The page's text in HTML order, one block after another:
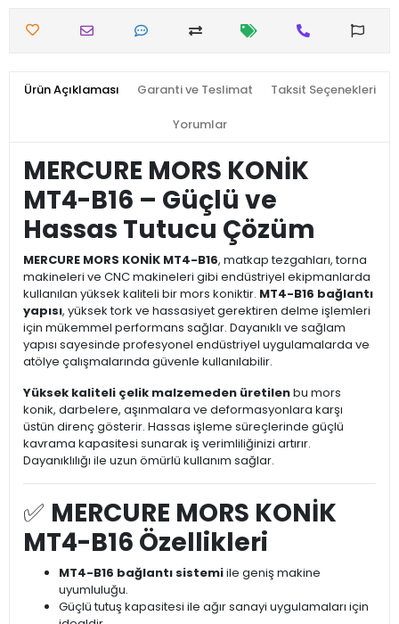
Ürün Açıklaması Garanti ve Teslimat Taksit Seçenekleri
Yorumlar
MERCURE MORS KONİK
MT4-B16 – Güçlü ve
Hassas Tutucu Çözüm
MERCURE MORS KONİK MT4-B16, matkap tezgahları, torna
makineleri ve CNC makineleri gibi endüstriyel ekipmanlarda
kullanılan yüksek kaliteli bir mors koniktir. MT4-B16 bağlantı
yapısı, yüksek tork ve hassasiyet gerektiren delme işlemleri
için mükemmel performans sağlar. Dayanıklı ve sağlam
yapısı sayesinde profesyonel endüstriyel uygulamalarda ve
atölye çalışmalarında güvenle kullanılabilir.
Yüksek kaliteli çelik malzemeden üretilenbu mors
konik, darbelere, aşınmalara ve deformasyonlara karşı
üstün direnç gösterir. Hassas işleme süreçlerinde güçlü
kavrama kapasitesi sunarak iş verimliliğinizi artırır.
Dayanıklılığı ile uzun ömürlü kullanım sağlar.
✅ MERCURE MORS KONİK
MT4-B16 Özellikleri
MT4-B16 bağlantı sistemiile geniş makine
uyumluluğu.
Güçlü tutuş kapasitesi ile ağır sanayi uygulamaları için